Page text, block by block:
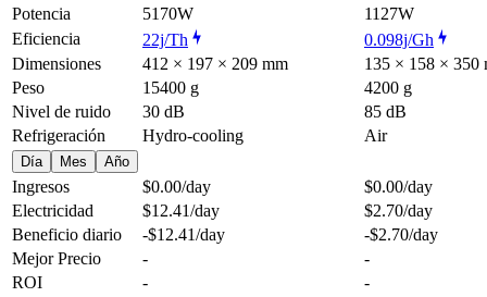
Potencia
5170W
1127W
Eficiencia
22j/Th
0.098j/Gh
Dimensiones
412 × 197 × 209 mm
135 × 158 × 350
Peso
15400 g
4200 g
Nivel de ruido
30 dB
85 dB
Refrigeración
Hydro-cooling Air
Día Mes Año
Ingresos $0.00/day $0.00/day
Electricidad
$12.41/day $2.70/day
Beneficio diario
-$12.41/day -$2.70/day
Mejor Precio
-
-
ROI
- -